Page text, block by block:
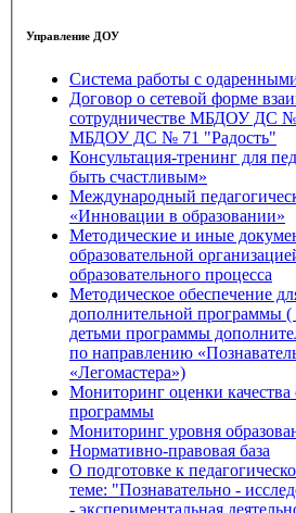
Управление ДОУ
Система работы с
Договор о сетевой форме
сотрудничестве МБДОУ ДС
МБДОУ ДС № 71 "Радость"
Консультация-тренинг для педагогов
быть счастливым»
Международный
«Инновации в образовании»
Методические и иные
образовательной
образовательного процесса
Методическое обеспечение
дополнительной программы ( мониторинг освоения
детьми программы
по направлению
«Легомастера»)
Мониторинг оценки качества
программы
Мониторинг уровня
Нормативно-правовая база
О подготовке к
теме: "Познавательно -
- экспериментальная